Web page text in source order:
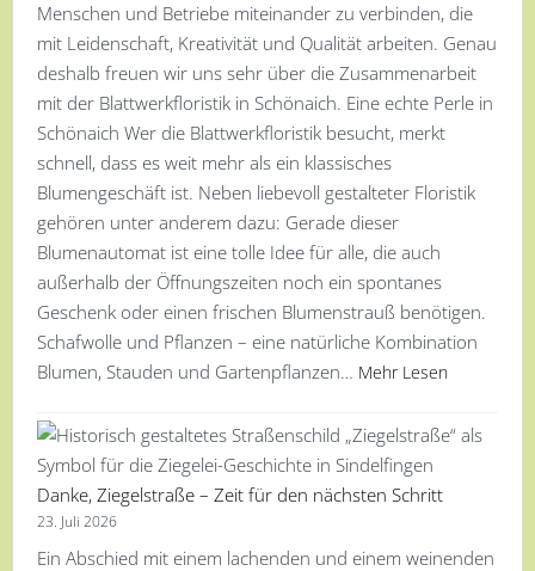
Menschen und Betriebe miteinander zu verbinden, die
mit Leidenschaft, Kreativität und Qualität arbeiten. Genau
deshalb freuen wir uns sehr über die Zusammenarbeit
mit der Blattwerkfloristik in Schönaich. Eine echte Perle in
Schönaich Wer die Blattwerkfloristik besucht, merkt
schnell, dass es weit mehr als ein klassisches
Blumengeschäft ist. Neben liebevoll gestalteter Floristik
gehören unter anderem dazu: Gerade dieser
Blumenautomat ist eine tolle Idee für alle, die auch
außerhalb der Öffnungszeiten noch ein spontanes
Geschenk oder einen frischen Blumenstrauß benötigen.
Schafwolle und Pflanzen – eine natürliche Kombination
Blumen, Stauden und Gartenpflanzen… Mehr Lesen
Danke, Ziegelstraße – Zeit für den nächsten Schritt
23. Juli 2026
Ein Abschied mit einem lachenden und einem weinenden